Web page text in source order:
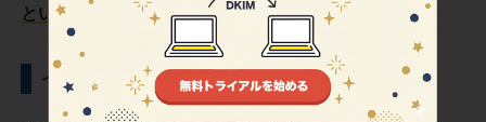
というデメリットを回避することができます。
インボイス制度のデメリット